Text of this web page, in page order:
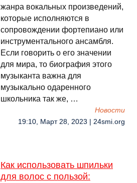
жанра вокальных произведений,
которые исполняются в
сопровождении фортепиано или
инструментального ансамбля.
Если говорить о его значении
для мира, то биография этого
музыканта важна для
музыкально одаренного
школьника так же, …
Новости
19:10, Март 28, 2023 | 24smi.org
Как использовать шпильки
для волос с пользой: